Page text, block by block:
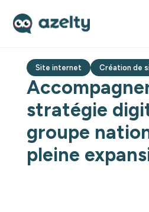
Site internet Création de
stratégie
groupe
pleine